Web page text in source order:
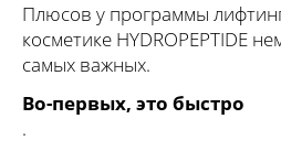
Плюсов у программы
косметике HYDROPEPTIDE
самых важных.
Во-первых, это быстро
.